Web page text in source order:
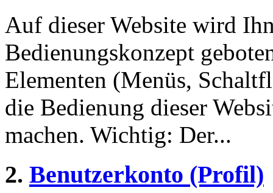
Auf dieser Website wird
Bedienungskonzept
Elementen (Menüs,
die Bedienung dieser
machen. Wichtig: Der...
2. Benutzerkonto (Profil)